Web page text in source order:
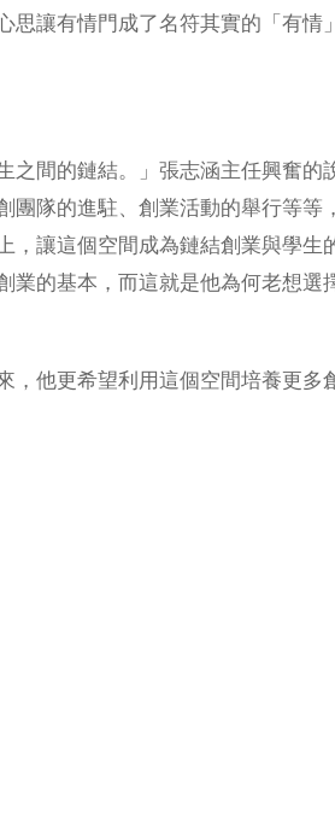
讓有情門成了名符其實的「有情
之間的鏈結。」張志涵主任興奮
隊的進駐、創業活動的舉行等等
，讓這個空間成為鏈結創業與學
的基本，而這就是他為何老想選
他更希望利用這個空間培養更多